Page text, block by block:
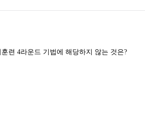
련 4라운드 기법에 해당하지 않는 것은?